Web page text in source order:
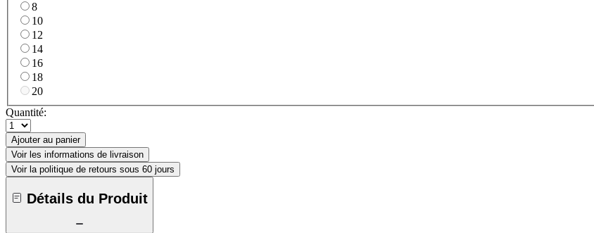
8
10
12
14
16
18
20
Quantité:
Ajouter au panier
Voir les informations de livraison
Voir la politique de retours sous 60 jours
Détails du Produit